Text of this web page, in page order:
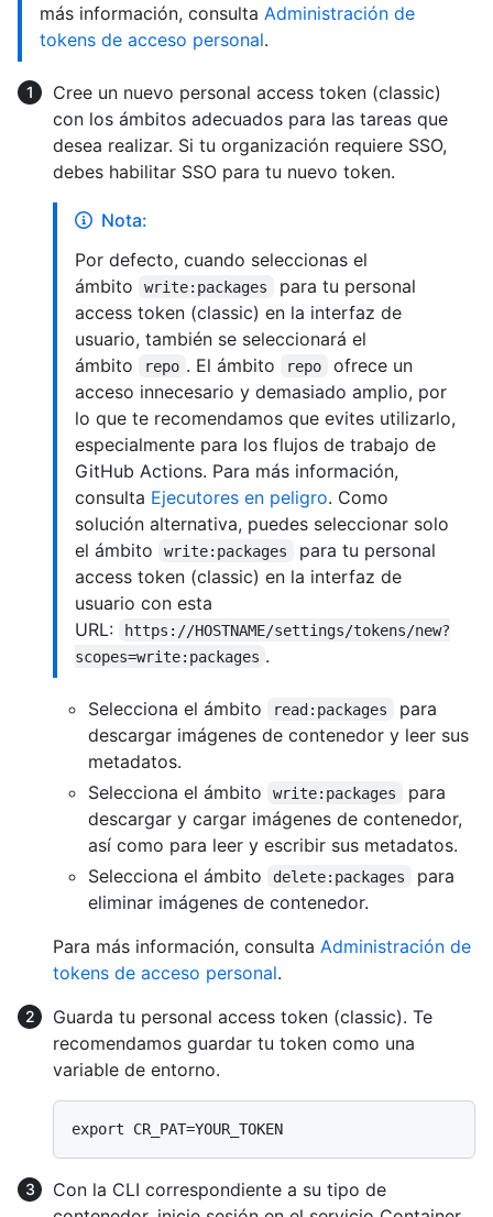
más información, consulta Administración de
tokens de acceso personal.
Cree un nuevo personal access token (classic)
con los ámbitos adecuados para las tareas que
desea realizar. Si tu organización requiere SSO,
debes habilitar SSO para tu nuevo token.
Nota:
Por defecto, cuando seleccionas el
ámbito
write:packages
para tu personal
access token (classic) en la interfaz de
usuario, también se seleccionará el
ámbito
repo . El ámbito repo
ofrece un
acceso innecesario y demasiado amplio, por
lo que te recomendamos que evites utilizarlo,
especialmente para los flujos de trabajo de
GitHub Actions. Para más información,
consulta Ejecutores en peligro. Como
solución alternativa, puedes seleccionar solo
el ámbito
write:packages
para tu personal
access token (classic) en la interfaz de
usuario con esta
URL:
https://HOSTNAME/settings/tokens/new?
scopes=write:packages .
Selecciona el ámbito read:packages
para
descargar imágenes de contenedor y leer sus
metadatos.
Selecciona el ámbito
write:packages
para
descargar y cargar imágenes de contenedor,
así como para leer y escribir sus metadatos.
Selecciona el ámbito
delete:packages
para
eliminar imágenes de contenedor.
Para más información, consulta Administración de
tokens de acceso personal.
Guarda tu personal access token (classic). Te
recomendamos guardar tu token como una
variable de entorno.
Con la CLI correspondiente a su tipo de